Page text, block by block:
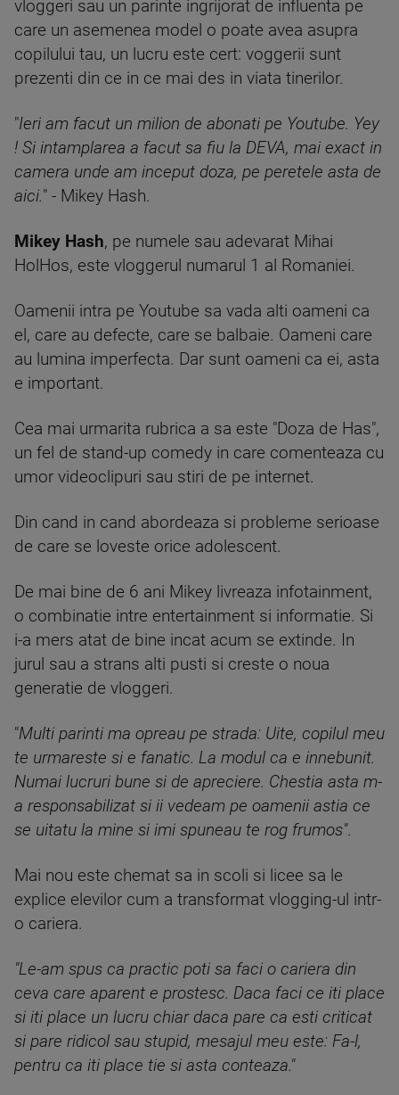
vloggeri sau un parinte ingrijorat de influenta pe
care un asemenea model o poate avea asupra
copilului tau, un lucru este cert: voggerii sunt
prezenti din ce in ce mai des in viata tinerilor.
"Ieri am facut un milion de abonati pe Youtube. Yey
! Si intamplarea a facut sa fiu la DEVA, mai exact in
camera unde am inceput doza, pe peretele asta de
aici." - Mikey Hash.
Mikey Hash, pe numele sau adevarat Mihai
HolHos, este vloggerul numarul 1 al Romaniei.
Oamenii intra pe Youtube sa vada alti oameni ca
el, care au defecte, care se balbaie. Oameni care
au lumina imperfecta. Dar sunt oameni ca ei, asta
e important.
Cea mai urmarita rubrica a sa este "Doza de Has",
un fel de stand-up comedy in care comenteaza cu
umor videoclipuri sau stiri de pe internet.
Din cand in cand abordeaza si probleme serioase
de care se loveste orice adolescent.
De mai bine de 6 ani Mikey livreaza infotainment,
o combinatie intre entertainment si informatie. Si
i-a mers atat de bine incat acum se extinde. In
jurul sau a strans alti pusti si creste o noua
generatie de vloggeri.
"Multi parinti ma opreau pe strada: Uite, copilul meu
te urmareste si e fanatic. La modul ca e innebunit.
Numai lucruri bune si de apreciere. Chestia asta m-
a responsabilizat si ii vedeam pe oamenii astia ce
se uitatu la mine si imi spuneau te rog frumos".
Mai nou este chemat sa in scoli si licee sa le
explice elevilor cum a transformat vlogging-ul intr-
o cariera.
"Le-am spus ca practic poti sa faci o cariera din
ceva care aparent e prostesc. Daca faci ce iti place
si iti place un lucru chiar daca pare ca esti criticat
si pare ridicol sau stupid, mesajul meu este: Fa-l,
pentru ca iti place tie si asta conteaza."